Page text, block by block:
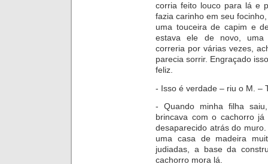
corria feito louco para lá e
fazia carinho em seu
uma touceira de capim e
estava ele de novo, uma
correria por várias vezes,
parecia sorrir. Engraçado
feliz.
- Isso é verdade – riu o M. –
- Quando minha filha
brincava com o cachorro
desaparecido atrás do
uma casa de madeira
judiadas, a base da
cachorro mora lá.